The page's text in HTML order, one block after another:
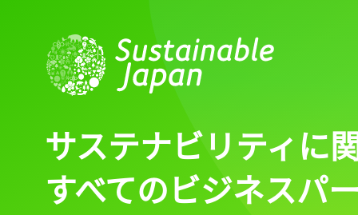
サステナビリティに
すべてのビジネスパ